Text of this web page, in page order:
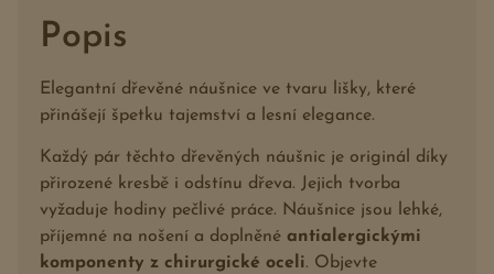
Popis
Elegantní dřevěné náušnice ve tvaru lišky, které
přinášejí špetku tajemství a lesní elegance.
Každý pár těchto dřevěných náušnic je originál díky
přirozené kresbě i odstínu dřeva. Jejich tvorba
vyžaduje hodiny pečlivé práce. Náušnice jsou lehké,
příjemné na nošení a doplněné antialergickými
komponenty z chirurgické oceli. Objevte